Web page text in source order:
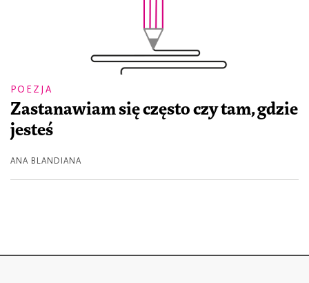
POEZJA
Zastanawiam się często czy tam, gdzie
jesteś
ANA BLANDIANA